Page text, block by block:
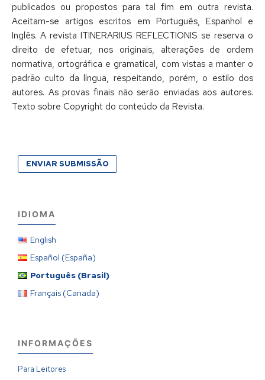
publicados ou propostos para tal fim em outra revista.
Aceitam-se artigos escritos em Português, Espanhol e
Inglês. A revista ITINERARIUS REFLECTIONIS se reserva o
direito de efetuar, nos originais, alterações de ordem
normativa, ortográfica e gramatical, com vistas a manter o
padrão culto da língua, respeitando, porém, o estilo dos
autores. As provas finais não serão enviadas aos autores.
Texto sobre Copyright do conteúdo da Revista.
ENVIAR SUBMISSÃO
IDIOMA
English
Español (España)
Português (Brasil)
Français (Canada)
INFORMAÇÕES
Para Leitores